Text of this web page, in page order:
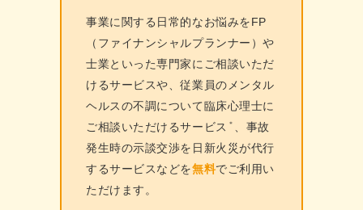
事業に関する日常的なお悩みをFP
（ファイナンシャルプランナー）や
士業といった専門家にご相談いただ
けるサービスや、従業員のメンタル
ヘルスの不調について臨床心理士に
ご相談いただけるサービス ＊
、事故
発生時の示談交渉を日新火災が代行
するサービスなどを無料でご利用い
ただけます。